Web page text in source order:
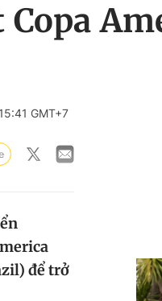
GMT+7
để trở